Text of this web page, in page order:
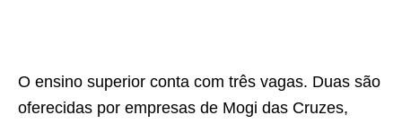
O ensino superior conta com três vagas. Duas são
oferecidas por empresas de Mogi das Cruzes,